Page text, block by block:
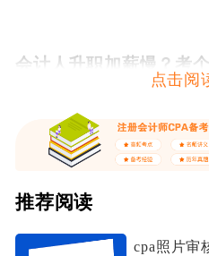
会计人升职加薪慢？考
注册会计师，堪称四大
点击阅
推荐阅读
cpa照片审